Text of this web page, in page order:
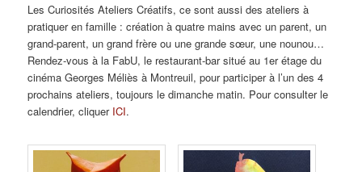
Les Curiosités Ateliers Créatifs, ce sont aussi des ateliers à
pratiquer en famille : création à quatre mains avec un parent, un
grand-parent, un grand frère ou une grande sœur, une nounou…
Rendez-vous à la FabU, le restaurant-bar situé au 1er étage du
cinéma Georges Méliès à Montreuil, pour participer à l’un des 4
prochains ateliers, toujours le dimanche matin. Pour consulter le
calendrier, cliquer ICI.